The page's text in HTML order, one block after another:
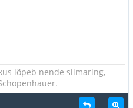
lõpeb nende silmaring,